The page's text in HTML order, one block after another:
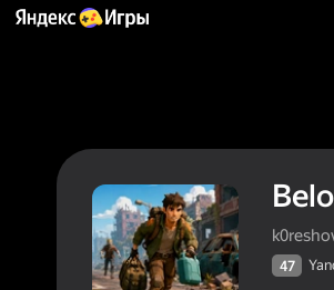
47